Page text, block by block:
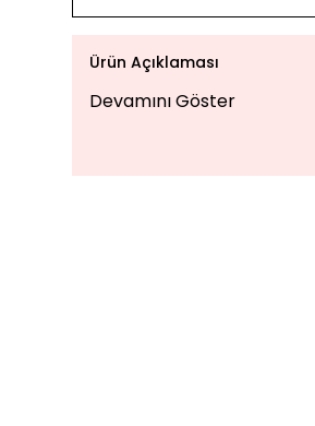
Ürün Açıklaması
Devamını Göster